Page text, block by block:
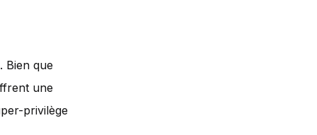
Bien que
une
privilège